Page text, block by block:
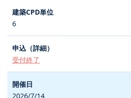
6
受付終了
2026/7/14